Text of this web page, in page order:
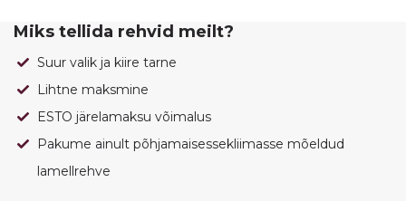
Miks tellida rehvid meilt?
Suur valik ja kiire tarne
Lihtne maksmine
ESTO järelamaksu võimalus
Pakume ainult põhjamaisessekliimasse mõeldud
lamellrehve